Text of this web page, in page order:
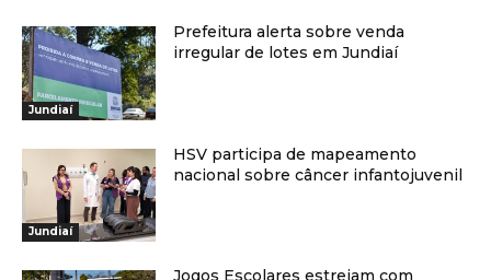
Jundiaí
Prefeitura alerta sobre venda
irregular de lotes em Jundiaí
Jundiaí
HSV participa de mapeamento
nacional sobre câncer infantojuvenil
Jogos Escolares estreiam com